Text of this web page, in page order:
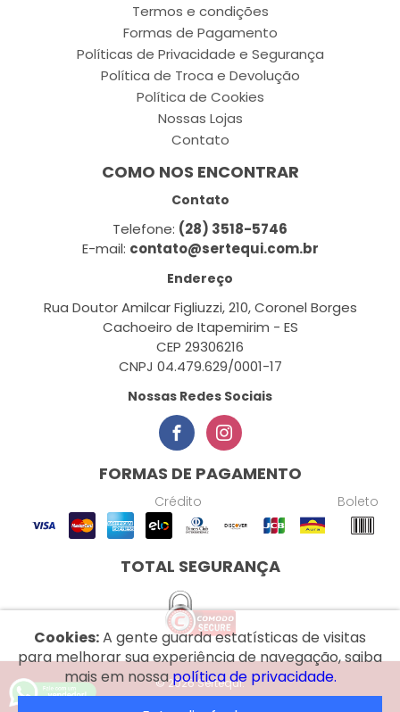
Termos e condições
Formas de Pagamento
Políticas de Privacidade e Segurança
Política de Troca e Devolução
Política de Cookies
Nossas Lojas
Contato
COMO NOS ENCONTRAR
Contato
Telefone: (28) 3518-5746
E-mail: contato@sertequi.com.br
Endereço
Rua Doutor Amilcar Figliuzzi, 210, Coronel Borges
Cachoeiro de Itapemirim - ES
CEP 29306216
CNPJ 04.479.629/0001-17
Nossas Redes Sociais
FORMAS DE PAGAMENTO
Crédito Boleto
TOTAL SEGURANÇA
Cookies:A gente guarda estatísticas de visitas
para melhorar sua experiência de navegação, saiba
mais em nossapolítica de privacidade.
© 2026 Sertequi.